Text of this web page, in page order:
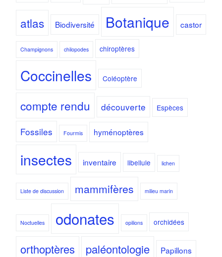
atlas Biodiversité Botanique castor
Champignons chilopodes chiroptères
Coccinelles Coléoptère
compte rendu découverte Espèces
Fossiles Fourmis hyménoptères
insectes inventaire libellule lichen
Liste de discussion mammifères milieu marin
Noctuelles odonates opilions orchidées
orthoptères paléontologie Papillons